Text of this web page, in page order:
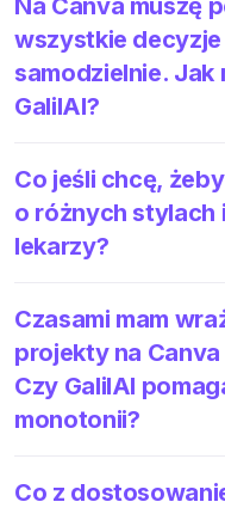
Na Canva muszę
wszystkie
samodzielnie. Jak
GalilAI?
Co jeśli chcę,
o różnych stylach
lekarzy?
Czasami mam
projekty na
Czy GalilAI
monotonii?
Co z